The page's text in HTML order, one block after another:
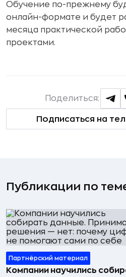
Обучение по-прежнему
онлайн-формате и будет
месяца практической
проектами.
Подписаться на
Поделиться:
Публикации по
Партнёрский материал
Компании научились